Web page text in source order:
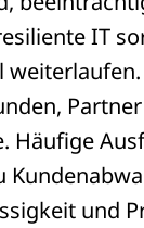
IT
weiterlaufen.
und